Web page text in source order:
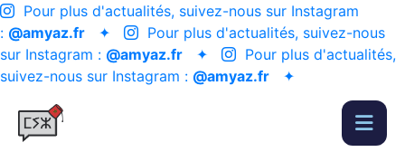
Pour plus d'actualités, suivez-nous sur Instagram
: @amyaz.fr ✦
Pour plus d'actualités, suivez-nous
sur Instagram : @amyaz.fr ✦
Pour plus d'actualités,
suivez-nous sur Instagram : @amyaz.fr ✦